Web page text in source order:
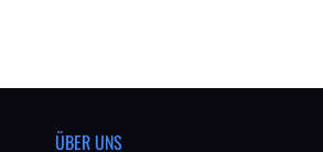
ÜBER UNS